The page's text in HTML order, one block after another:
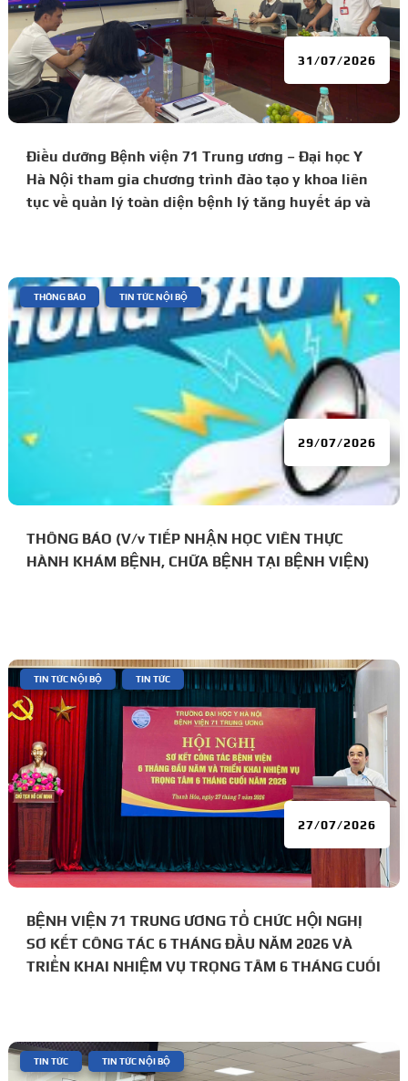
Điều dưỡng Bệnh viện 71 Trung ương – Đại học Y
Hà Nội tham gia chương trình đào tạo y khoa liên
tục về quản lý toàn diện bệnh lý tăng huyết áp và
31/07/2026
THÔNG BÁO (V/v TIẾP NHẬN HỌC VIÊN THỰC
HÀNH KHÁM BỆNH, CHỮA BỆNH TẠI BỆNH VIỆN)
29/07/2026
THÔNG BÁO TIN TỨC NỘI BỘ
BỆNH VIỆN 71 TRUNG ƯƠNG TỔ CHỨC HỘI NGHỊ
SƠ KẾT CÔNG TÁC 6 THÁNG ĐẦU NĂM 2026 VÀ
TRIỂN KHAI NHIỆM VỤ TRỌNG TÂM 6 THÁNG CUỐI
27/07/2026
TIN TỨC NỘI BỘ TIN TỨC
TIN TỨC TIN TỨC NỘI BỘ